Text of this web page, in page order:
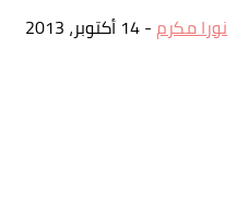
نورا مكرم-14 أكتوبر، 2013